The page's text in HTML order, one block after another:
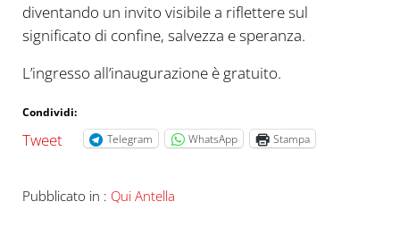
diventando un invito visibile a riflettere sul
significato di confine, salvezza e speranza.
L’ingresso all’inaugurazione è gratuito.
Condividi:
Tweet Telegram WhatsApp Stampa
Pubblicato in : Qui Antella